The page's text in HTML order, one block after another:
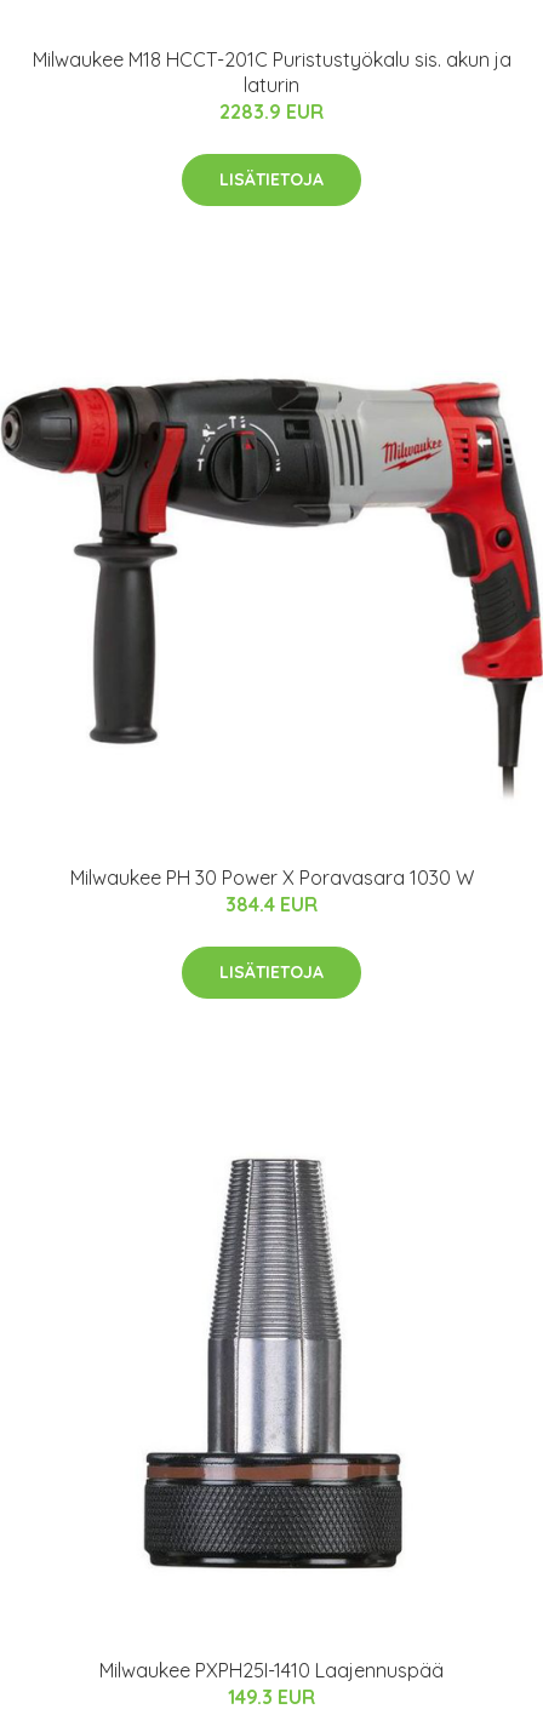
Milwaukee M18 HCCT-201C Puristustyökalu sis. akun ja
laturin
2283.9 EUR
LISÄTIETOJA
Milwaukee PH 30 Power X Poravasara 1030 W
384.4 EUR
LISÄTIETOJA
Milwaukee PXPH25I-1410 Laajennuspää
149.3 EUR